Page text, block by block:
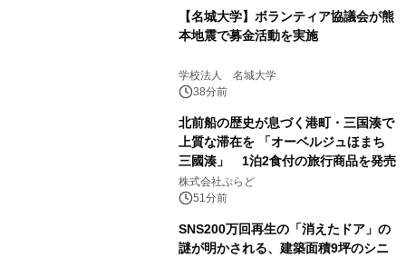
【名城大学】ボランティア協議会が熊
本地震で募金活動を実施
学校法人 名城大学
38分前
北前船の歴史が息づく港町・三国湊で
上質な滞在を 「オーベルジュほまち
三國湊」 1泊2食付の旅行商品を発売
株式会社ぷらど
51分前
SNS200万回再生の「消えたドア」の
謎が明かされる、建築面積9坪のシニ